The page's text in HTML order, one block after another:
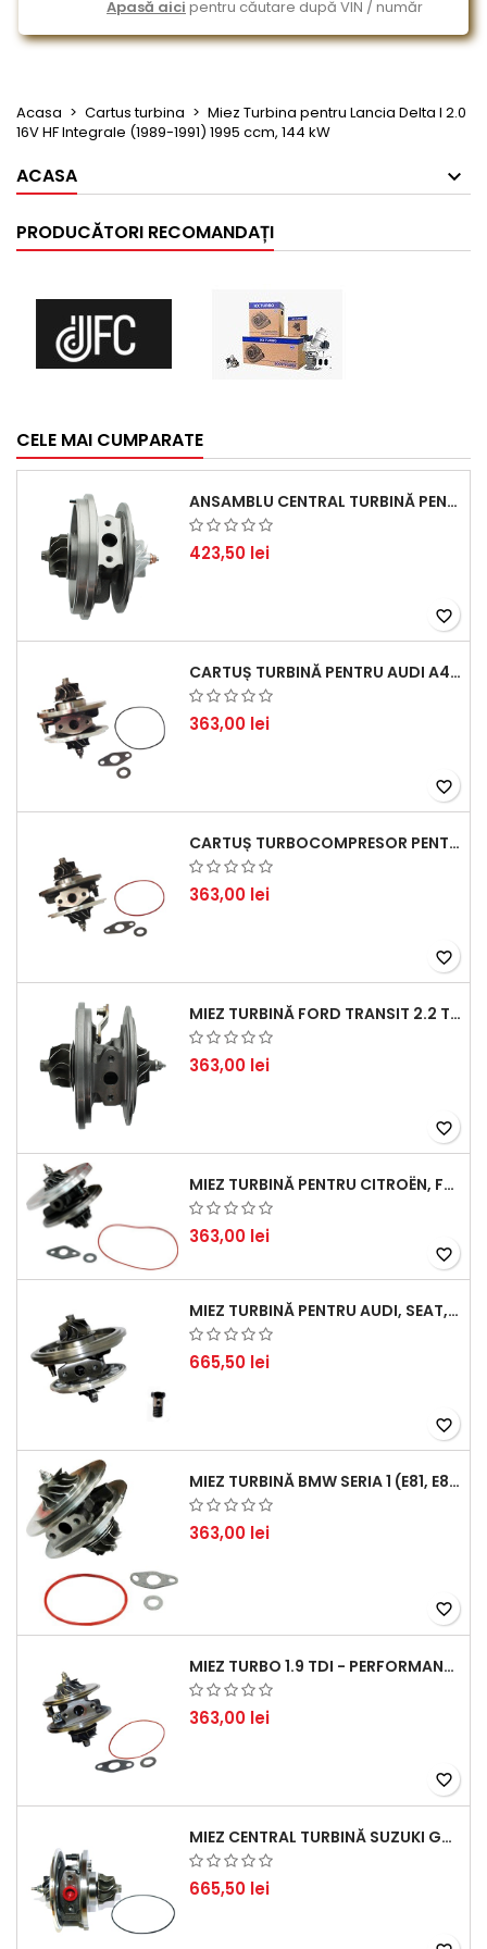
Apasă aici pentru căutare după VIN / număr
Acasa Cartus turbina
Miez Turbina pentru Lancia Delta I 2.0
16V HF Integrale (1989-1991) 1995 ccm, 144 kW
ACASA
PRODUCĂTORI RECOMANDAȚI
CELE MAI CUMPARATE
ANSAMBLU CENTRAL TURBINĂ PENTRU BMW SERIA 3, SERIA 5 ȘI X3 - PERFORMANȚĂ ȘI FIABILITATE
423,50 lei
favorite_border
CARTUȘ TURBINĂ PENTRU AUDI A4, A6, SKODA SUPERB ȘI VW PASSAT, MOTOR DIESEL 1.9 TDI
363,00 lei
favorite_border
CARTUȘ TURBOCOMPRESOR PENTRU VW, AUDI, SEAT, SKODA - MOTOR DIESEL 2.0 TDI
363,00 lei
favorite_border
MIEZ TURBINĂ FORD TRANSIT 2.2 TDCI (2007-2016)
363,00 lei
favorite_border
MIEZ TURBINĂ PENTRU CITROËN, FORD, MAZDA, MINI, PEUGEOT ȘI VOLVO - MOTORIZĂRI 1.6 HDI ȘI 1.6 D
363,00 lei
favorite_border
MIEZ TURBINĂ PENTRU AUDI, SEAT, SKODA ȘI VOLKSWAGEN - MOTORIZĂRI 2.0 TDI 103KW 140CP
665,50 lei
favorite_border
MIEZ TURBINĂ BMW SERIA 1 (E81, E87) 120 D - CREȘTEȚI PERFORMANȚA ȘI RĂSPUNSUL MOTORULUI
363,00 lei
favorite_border
MIEZ TURBO 1.9 TDI - PERFORMANȚĂ FIABILĂ PENTRU AUDI, SEAT, SKODA ȘI VW
363,00 lei
favorite_border
MIEZ CENTRAL TURBINĂ SUZUKI GRAND ESCUDO II 1.9 DDIS TRACȚIUNE INTEGRALĂ - MOTORIZARE 1.9L, 95 KW (129 CP)
665,50 lei